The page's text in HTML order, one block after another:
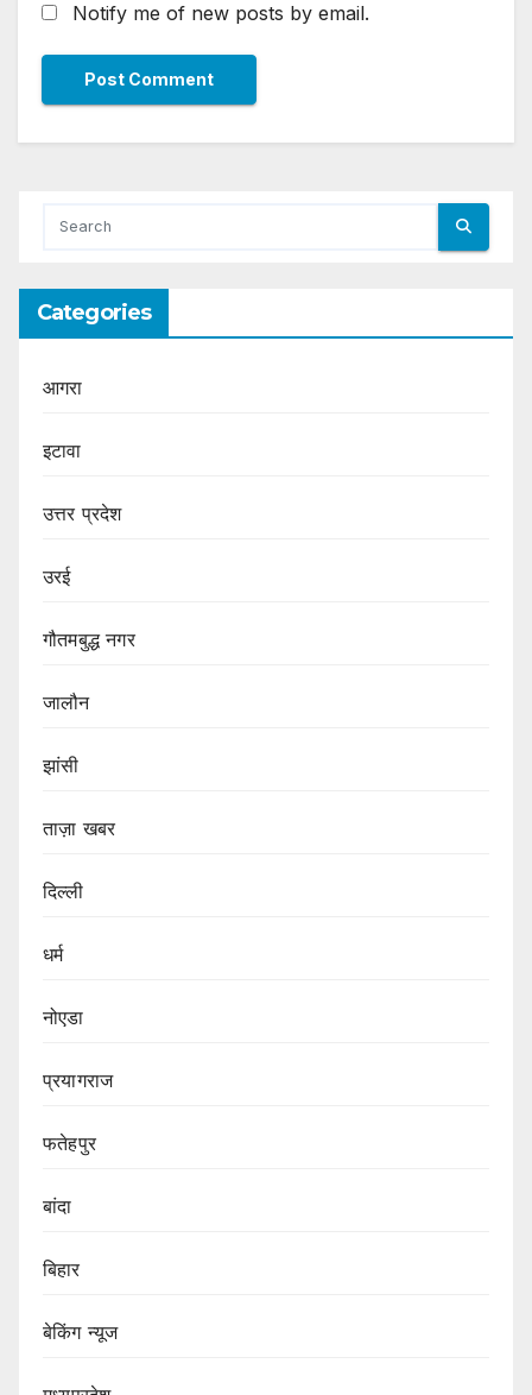
Notify me of new posts by email.
Categories
आगरा
इटावा
उत्तर प्रदेश
उरई
गौतमबुद्ध नगर
जालौन
झांसी
ताज़ा खबर
दिल्ली
धर्म
नोएडा
प्रयागराज
फतेहपुर
बांदा
बिहार
बेकिंग न्यूज